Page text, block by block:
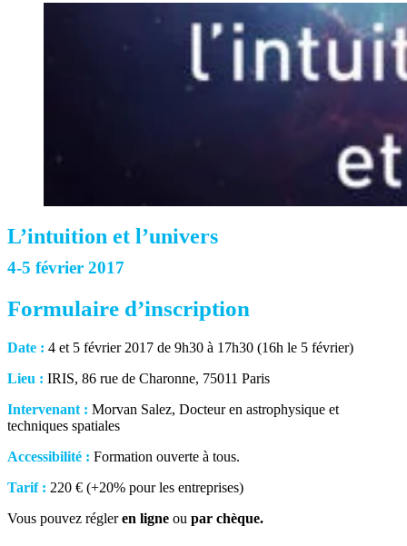
L’intuition et l’univers
4-5 février 2017
Formulaire d’inscription
Date : 4 et 5 février 2017 de 9h30 à 17h30 (16h le 5 février)
Lieu : IRIS, 86 rue de Charonne, 75011 Paris
Intervenant : Morvan Salez, Docteur en astrophysique et
techniques spatiales
Accessibilité : Formation ouverte à tous.
Tarif : 220 € (+20% pour les entreprises)
Vous pouvez régleren ligne ou par chèque.